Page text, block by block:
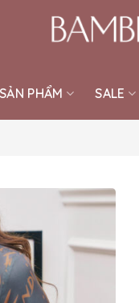
SẢN PHẨM SALE